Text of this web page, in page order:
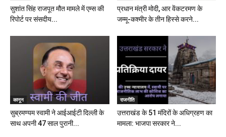
सुशांत सिंह राजपूत मौत मामले में एम्स की
रिपोर्ट पर संसदीय...
प्रधान मंत्री मोदी, आर वेंकटरमण के
जम्मू-कश्मीर के तीन हिस्से करने...
कानून
सुब्रमण्यम स्वामी ने आईआईटी दिल्ली के
साथ अपनी 47 साल पुरानी...
राजनीति
उत्तराखंड के 51 मंदिरों के अधिग्रहण का
मामला: भाजपा सरकार ने...